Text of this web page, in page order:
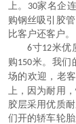
上。 30家名企
购钢丝吸引胶管
比客户还客户。
6寸12米优
购150米。我们
场的欢迎，老
上，因为耐用
胶层采用优质
们开的轿车轮